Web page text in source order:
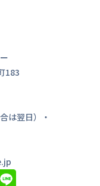
183
は翌日）・